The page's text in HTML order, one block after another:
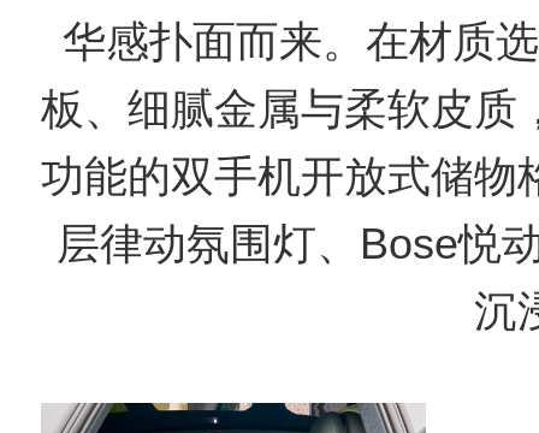
华感扑面而来。在材质
板、细腻金属与柔软皮质
功能的双手机开放式储物
层律动氛围灯、Bose悦
沉